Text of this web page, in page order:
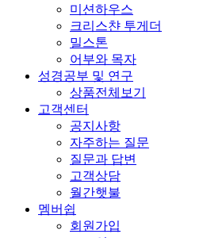
미션하우스
크리스챤 투게더
밀스톤
어부와 목자
성경공부 및 연구
상품전체보기
고객센터
공지사항
자주하는 질문
질문과 답변
고객상담
월간햇불
멤버쉽
회원가입